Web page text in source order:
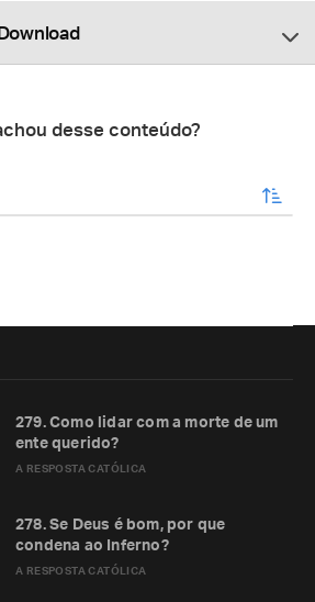
desse conteúdo?
enviar
A RESPOSTA CATÓLICA
279. Como lidar com a morte de um
ente querido?
A RESPOSTA CATÓLICA
278. Se Deus é bom, por que
condena ao Inferno?